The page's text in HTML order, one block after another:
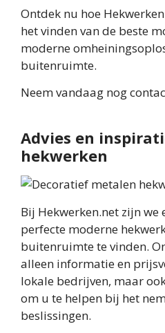
Ontdek nu hoe
het vinden van de beste
moderne
buitenruimte.
Neem vandaag nog
Advies en
hekwerken
Bij Hekwerken.net zijn we
perfecte moderne
buitenruimte te vinden.
alleen informatie en
lokale bedrijven, maar
om u te helpen bij het
beslissingen.